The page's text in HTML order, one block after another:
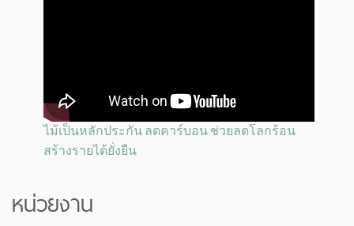
ไม้เป็นหลักประกัน ลดคาร์บอน ช่วยลดโลกร้อน
สร้างรายได้ยั่งยืน
หน่วยงาน